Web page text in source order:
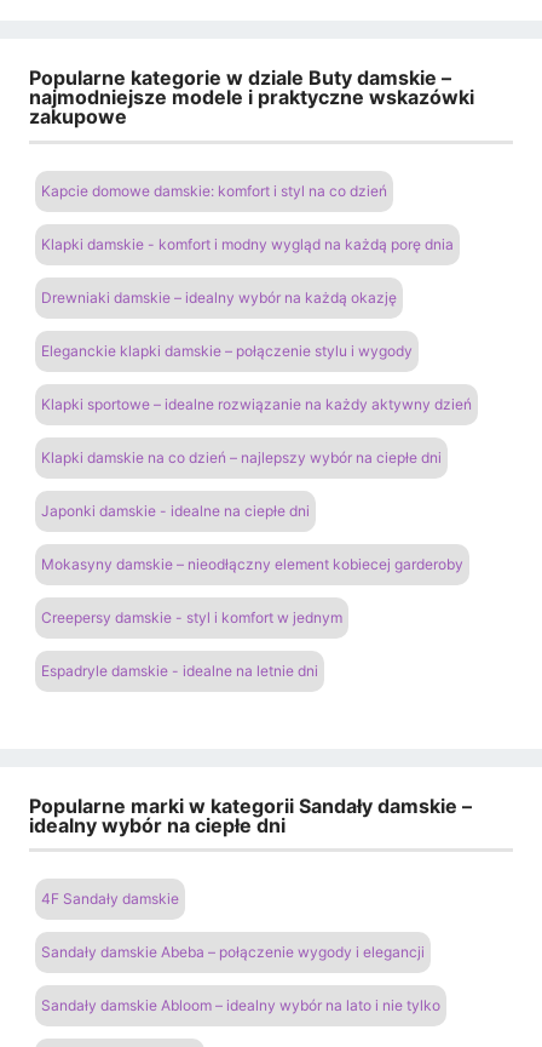
Popularne kategorie w dziale Buty damskie –
najmodniejsze modele i praktyczne wskazówki
zakupowe
Kapcie domowe damskie: komfort i styl na co dzień
Klapki damskie - komfort i modny wygląd na każdą porę dnia
Drewniaki damskie – idealny wybór na każdą okazję
Eleganckie klapki damskie – połączenie stylu i wygody
Klapki sportowe – idealne rozwiązanie na każdy aktywny dzień
Klapki damskie na co dzień – najlepszy wybór na ciepłe dni
Japonki damskie - idealne na ciepłe dni
Mokasyny damskie – nieodłączny element kobiecej garderoby
Creepersy damskie - styl i komfort w jednym
Espadryle damskie - idealne na letnie dni
Popularne marki w kategorii Sandały damskie –
idealny wybór na ciepłe dni
4F Sandały damskie
Sandały damskie Abeba – połączenie wygody i elegancji
Sandały damskie Abloom – idealny wybór na lato i nie tylko